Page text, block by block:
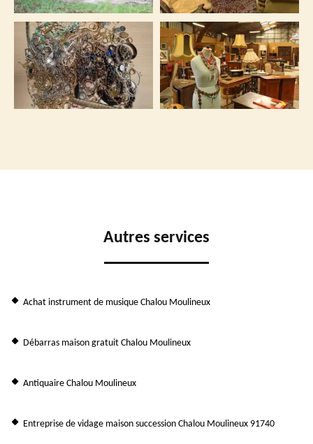
Autres services
Achat instrument de musique Chalou Moulineux
Débarras maison gratuit Chalou Moulineux
Antiquaire Chalou Moulineux
Entreprise de vidage maison succession Chalou Moulineux 91740